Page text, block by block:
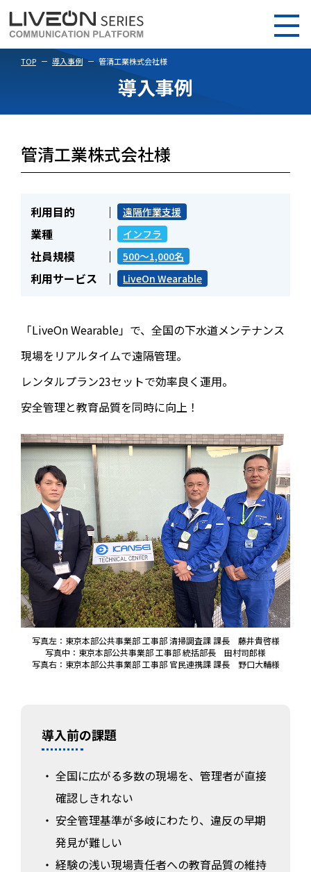
TOP 導入事例 管清工業株式会社様
導入事例
管清工業株式会社様
利用目的 遠隔作業支援
業種 インフラ
社員規模 500～1,000名
利用サービス LiveOn Wearable
「LiveOn Wearable」で、全国の下水道メンテナンス
現場をリアルタイムで遠隔管理。
レンタルプラン23セットで効率良く運用。
安全管理と教育品質を同時に向上！
写真左：東京本部公共事業部 工事部 清掃調査課 課長 藤井貴啓様
写真中：東京本部公共事業部 工事部 統括部長 田村司郎様
写真右：東京本部公共事業部 工事部 官民連携課 課長 野口大輔様
導入前の課題
全国に広がる多数の現場を、管理者が直接
確認しきれない
安全管理基準が多岐にわたり、違反の早期
発見が難しい
経験の浅い現場責任者への教育品質の維持